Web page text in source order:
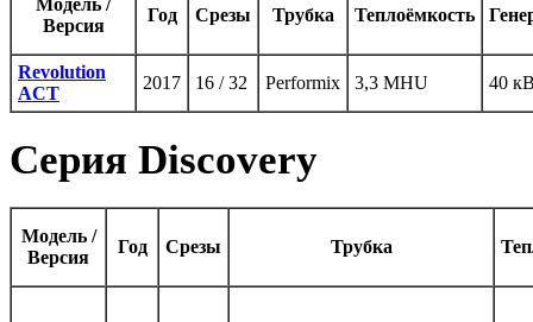
Версия
Год Срезы Трубка Теплоёмкость
Revolution
ACT
2017 16 / 32 Performix 3,3 MHU 40
Серия Discovery
Модель /
Версия
Год Срезы Трубка